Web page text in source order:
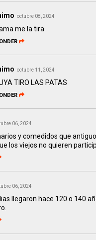
octubre 08, 2024
me la tira
octubre 11, 2024
TIRO LAS PATAS
06, 2024
y comedidos que
los viejos no quieren
06, 2024
llegaron hace 120 o 140